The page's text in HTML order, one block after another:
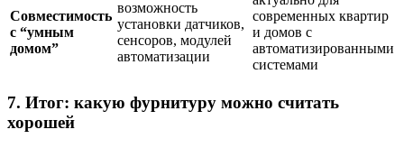
Совместимость
с “умным
домом”
возможность
установки датчиков,
сенсоров, модулей
автоматизации
современных квартир
и домов с
автоматизированными
системами
7. Итог: какую фурнитуру можно считать
хорошей